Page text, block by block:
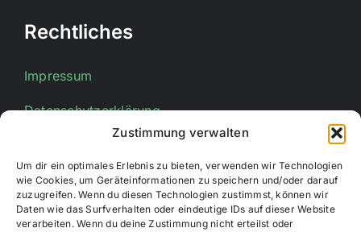
Zustimmung verwalten
Um dir ein optimales Erlebnis zu bieten, verwenden wir Technologien
wie Cookies, um Geräteinformationen zu speichern und/oder darauf
zuzugreifen. Wenn du diesen Technologien zustimmst, können wir
Daten wie das Surfverhalten oder eindeutige IDs auf dieser Website
verarbeiten. Wenn du deine Zustimmung nicht erteilst oder
Rechtliches
Impressum
Datenschutzerklärung
Kontakt
E-Mail:info@stadtsportverband-bueren.de